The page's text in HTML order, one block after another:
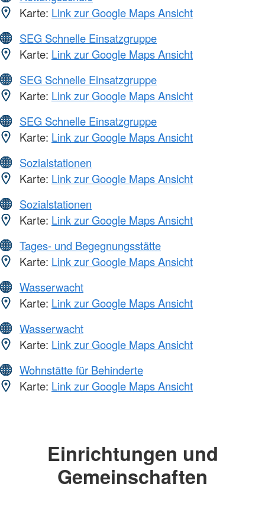
Karte: Link zur Google Maps Ansicht
SEG Schnelle Einsatzgruppe
Karte: Link zur Google Maps Ansicht
SEG Schnelle Einsatzgruppe
Karte: Link zur Google Maps Ansicht
SEG Schnelle Einsatzgruppe
Karte: Link zur Google Maps Ansicht
Sozialstationen
Karte: Link zur Google Maps Ansicht
Sozialstationen
Karte: Link zur Google Maps Ansicht
Tages- und Begegnungsstätte
Karte: Link zur Google Maps Ansicht
Wasserwacht
Karte: Link zur Google Maps Ansicht
Wasserwacht
Karte: Link zur Google Maps Ansicht
Wohnstätte für Behinderte
Karte: Link zur Google Maps Ansicht
Einrichtungen und
Gemeinschaften